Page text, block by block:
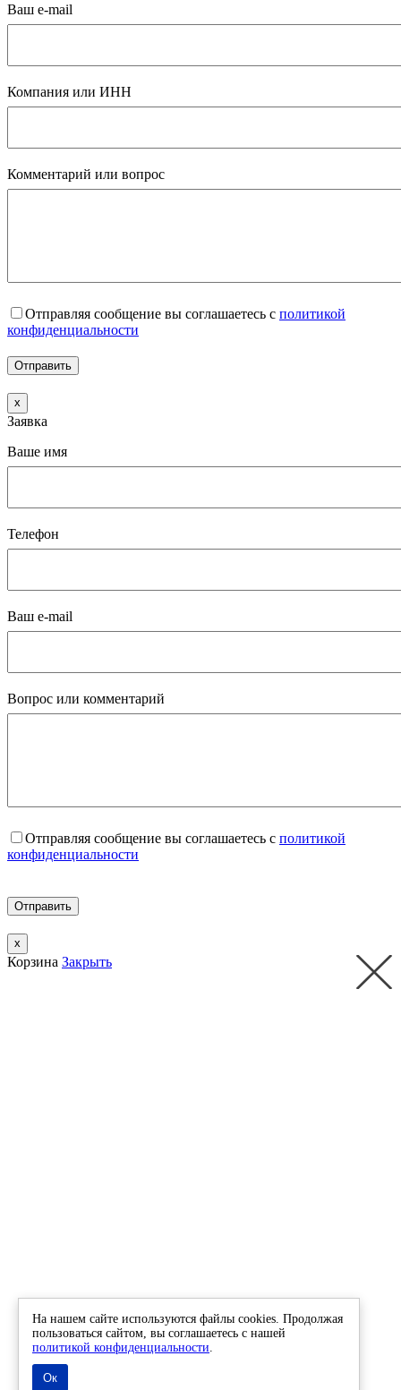
Ваш e-mail
Компания или ИНН
Комментарий или вопрос
Отправляя сообщение вы соглашаетесь с политикой
конфиденциальности
x
Заявка
Ваше имя
Телефон
Ваш e-mail
Вопрос или комментарий
Отправляя сообщение вы соглашаетесь с политикой
конфиденциальности
x
Корзина Закрыть
На нашем сайте используются файлы cookies. Продолжая
пользоваться сайтом, вы соглашаетесь с нашей
политикой конфиденциальности.
Ок